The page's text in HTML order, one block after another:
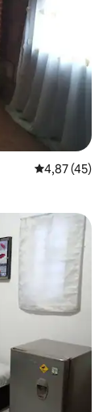
Xếp hạng
4,87 (45)